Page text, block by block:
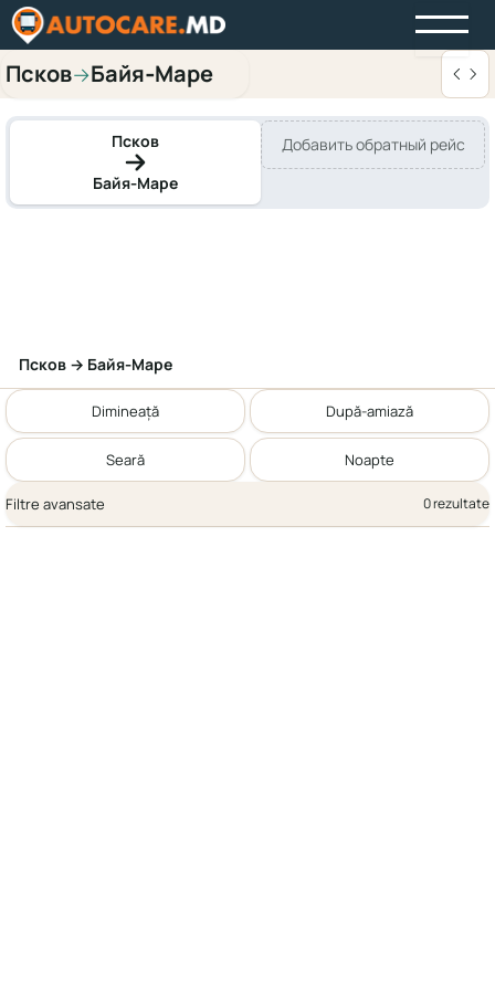
Псков→Байя‑Маре
Псков
Байя‑Маре
Добавить обратный рейс
Псков → Байя‑Маре
Dimineață După-amiază
Seară Noapte
Filtre avansate 0 rezultate